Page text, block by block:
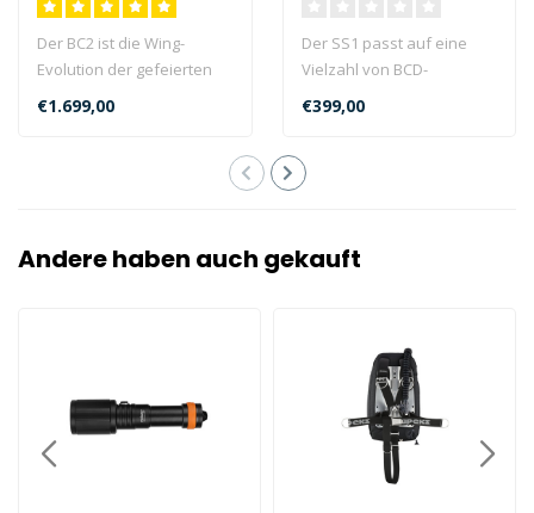
Der BC2 ist die Wing-
Evolution der gefeierten
Atomic BC-Serie. Der BC2
verwendet..
€1.699,00
Der SS1 passt auf eine
Vielzahl von BCD-
Schläuchen. Sein
Niederdruckschlauch fu..
€399,00
Andere haben auch gekauft